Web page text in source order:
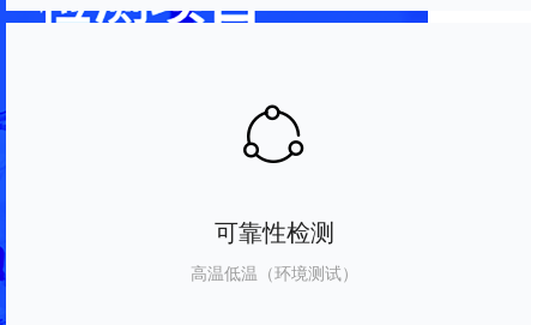
可靠性检测
高温低温（环境测试）
ꁢ